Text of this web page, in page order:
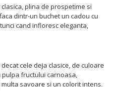
plina de prospetime si
dintr-un buchet un cadou cu
cand infloresc eleganta,
cele deja clasice, de culoare
fructului carnoasa,
savoare si un colorit intens.